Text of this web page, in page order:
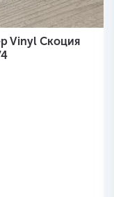
Vinyl Скоция